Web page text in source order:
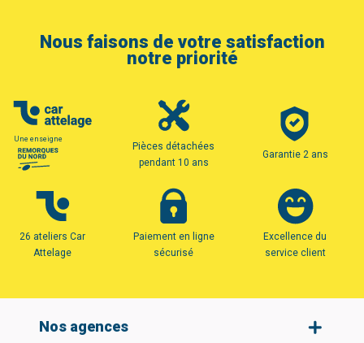
Nous faisons de votre satisfaction
notre priorité
Une enseigne
Pièces détachées
pendant 10 ans
Garantie 2 ans
26 ateliers Car
Attelage
Paiement en ligne
sécurisé
Excellence du
service client
Nos agences